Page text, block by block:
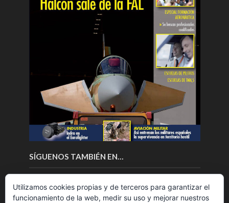
SÍGUENOS TAMBIÉN EN…
Utilizamos cookies propias y de terceros para garantizar el
funcionamiento de la web, medir su uso y mejorar nuestros